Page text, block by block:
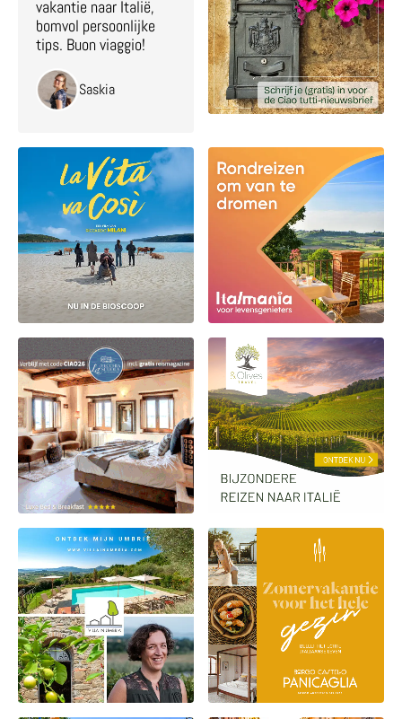
vakantie naar Italië,
bomvol persoonlijke
tips. Buon viaggio!
Saskia